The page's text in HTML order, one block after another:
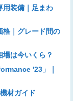
用装備｜足まわ
｜グレード間の
は今いくら？
'23」｜
材ガイド